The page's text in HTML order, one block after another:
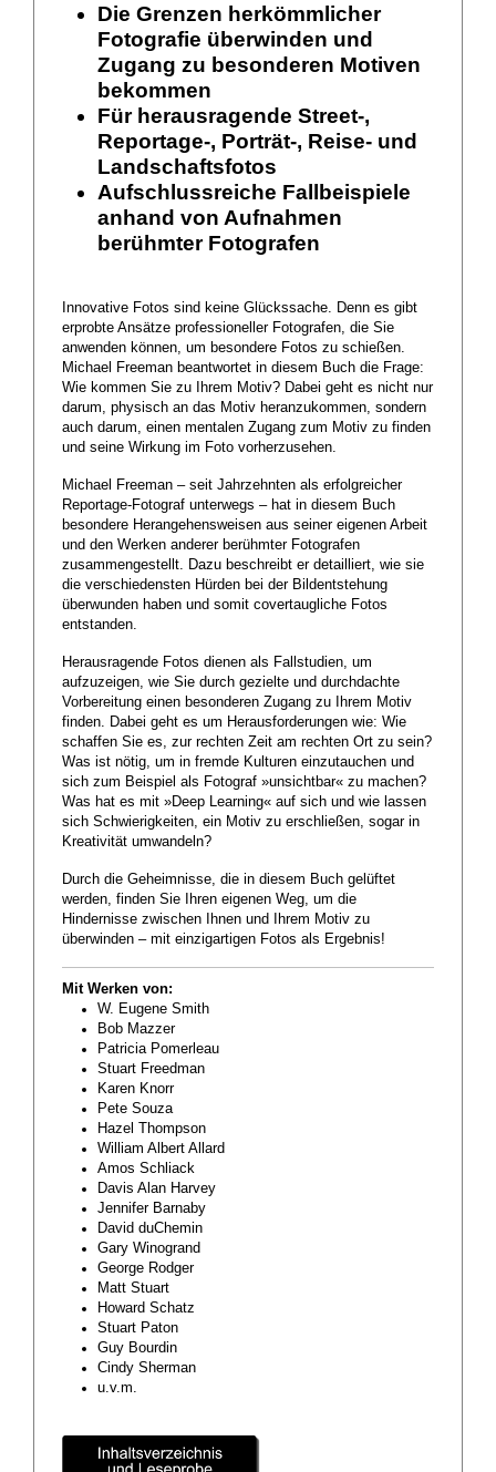
Die Grenzen herkömmlicher
Fotografie überwinden und
Zugang zu besonderen Motiven
bekommen
Für herausragende Street-,
Reportage-, Porträt-, Reise- und
Landschaftsfotos
Aufschlussreiche Fallbeispiele
anhand von Aufnahmen
berühmter Fotografen
Innovative Fotos sind keine Glückssache. Denn es gibt
erprobte Ansätze professioneller Fotografen, die Sie
anwenden können, um besondere Fotos zu schießen.
Michael Freeman beantwortet in diesem Buch die Frage:
Wie kommen Sie zu Ihrem Motiv? Dabei geht es nicht nur
darum, physisch an das Motiv heranzukommen, sondern
auch darum, einen mentalen Zugang zum Motiv zu finden
und seine Wirkung im Foto vorherzusehen.
Michael Freeman – seit Jahrzehnten als erfolgreicher
Reportage-Fotograf unterwegs – hat in diesem Buch
besondere Herangehensweisen aus seiner eigenen Arbeit
und den Werken anderer berühmter Fotografen
zusammengestellt. Dazu beschreibt er detailliert, wie sie
die verschiedensten Hürden bei der Bildentstehung
überwunden haben und somit covertaugliche Fotos
entstanden.
Herausragende Fotos dienen als Fallstudien, um
aufzuzeigen, wie Sie durch gezielte und durchdachte
Vorbereitung einen besonderen Zugang zu Ihrem Motiv
finden. Dabei geht es um Herausforderungen wie: Wie
schaffen Sie es, zur rechten Zeit am rechten Ort zu sein?
Was ist nötig, um in fremde Kulturen einzutauchen und
sich zum Beispiel als Fotograf »unsichtbar« zu machen?
Was hat es mit »Deep Learning« auf sich und wie lassen
sich Schwierigkeiten, ein Motiv zu erschließen, sogar in
Kreativität umwandeln?
Durch die Geheimnisse, die in diesem Buch gelüftet
werden, finden Sie Ihren eigenen Weg, um die
Hindernisse zwischen Ihnen und Ihrem Motiv zu
überwinden – mit einzigartigen Fotos als Ergebnis!
Mit Werken von:
W. Eugene Smith
Bob Mazzer
Patricia Pomerleau
Stuart Freedman
Karen Knorr
Pete Souza
Hazel Thompson
William Albert Allard
Amos Schliack
Davis Alan Harvey
Jennifer Barnaby
David duChemin
Gary Winogrand
George Rodger
Matt Stuart
Howard Schatz
Stuart Paton
Guy Bourdin
Cindy Sherman
u.v.m.